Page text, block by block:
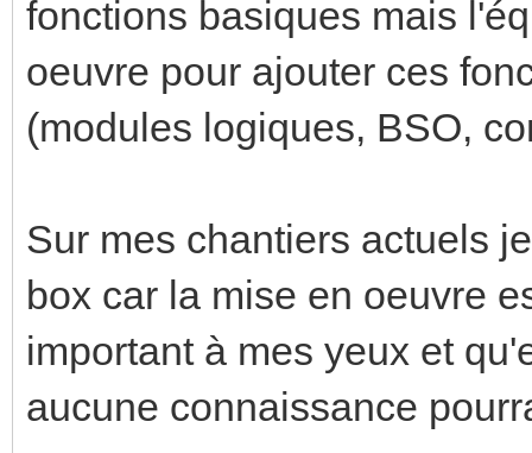
fonctions basiques mais
oeuvre pour ajouter ces
(modules logiques, BSO,
Sur mes chantiers actuels
box car la mise en oeuvre
important à mes yeux et
aucune connaissance